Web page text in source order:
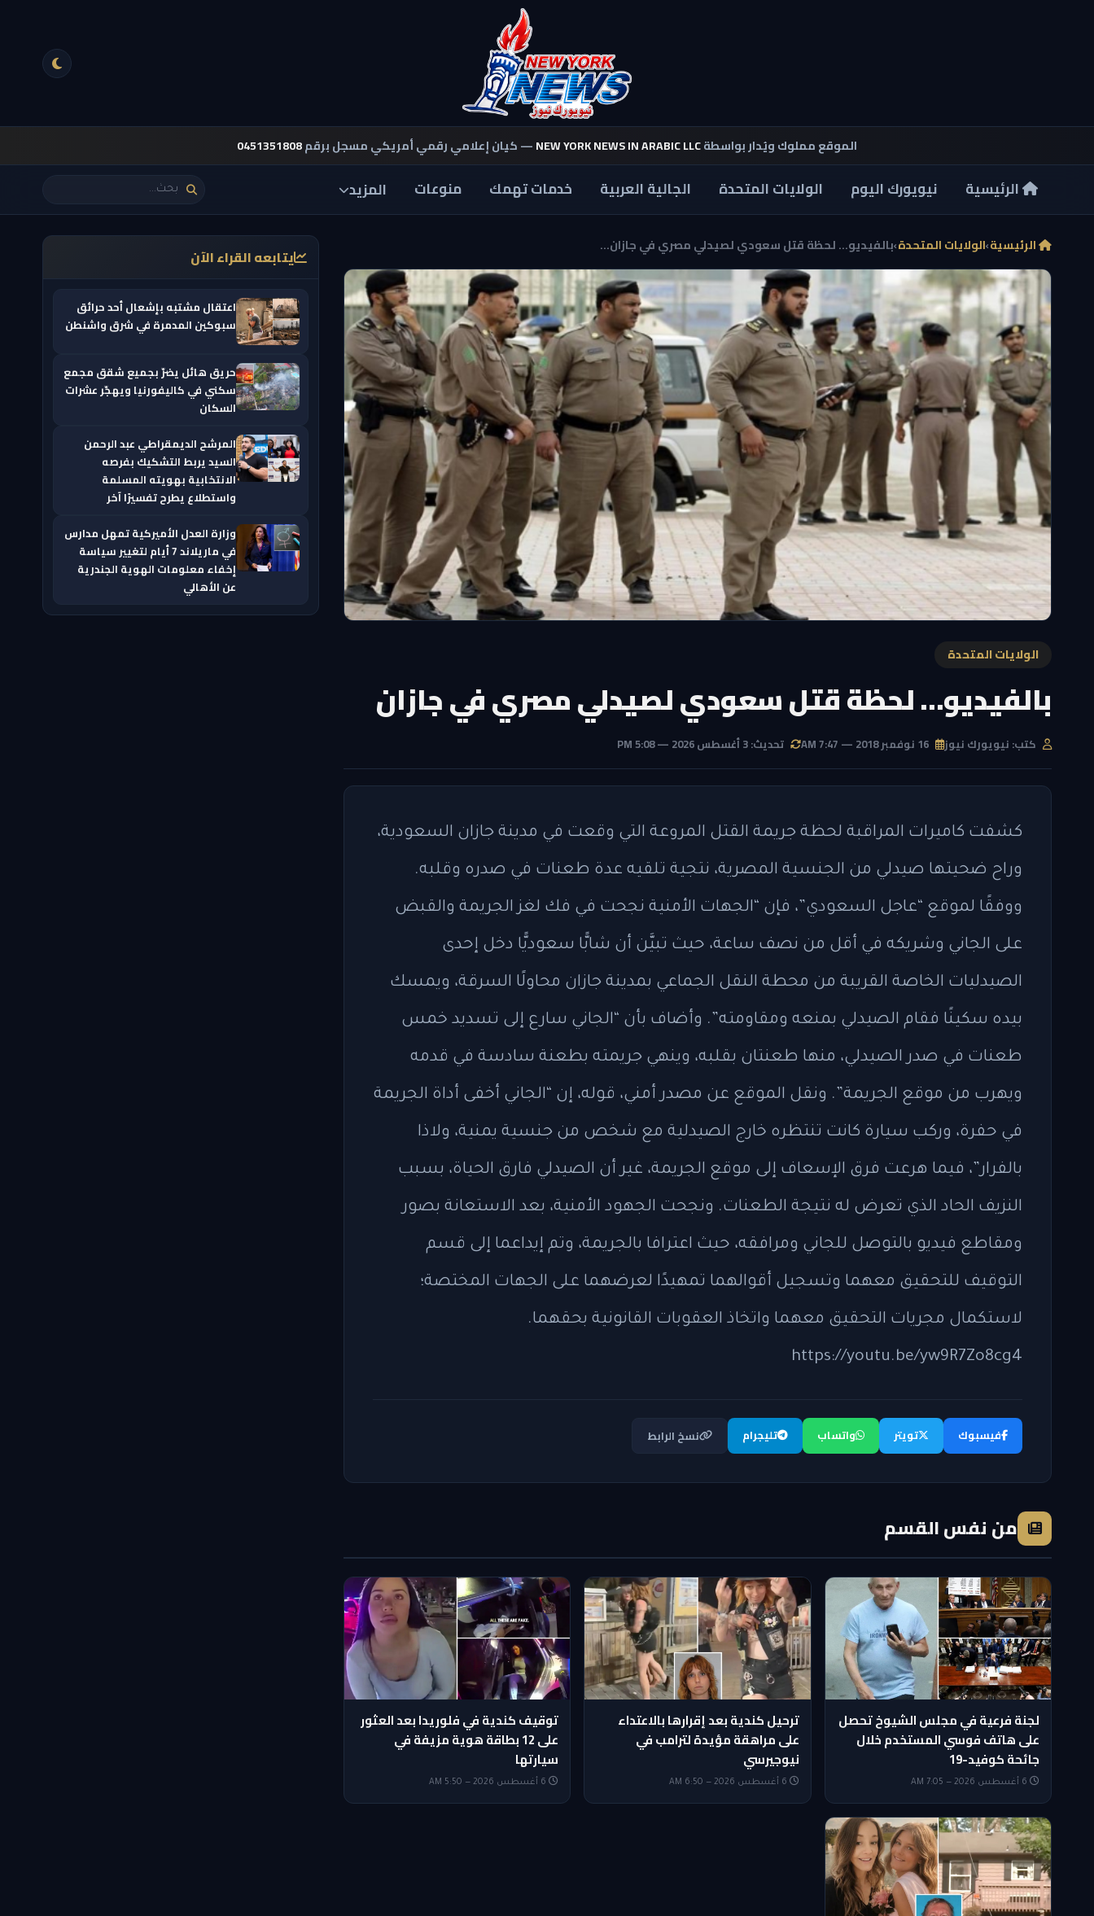
الموقع مملوك ويُدار بواسطةNEW YORK NEWS IN ARABIC LLC— كيان إعلامي رقمي أمريكي مسجل برقم0451351808
الرئيسية نيويورك اليوم الولايات المتحدة الجالية العربية خدمات تهمك منوعات المزيد
الرئيسية›الولايات المتحدة›بالفيديو… لحظة قتل سعودي لصيدلي مصري في جازان...
الولايات المتحدة
بالفيديو… لحظة قتل سعودي لصيدلي مصري في جازان
كتب: نيويورك نيوز تحديث: 3 أغسطس 2026 — 5:08 PM
كشفت كاميرات المراقبة لحظة جريمة القتل المروعة التي وقعت في مدينة جازان السعودية،
وراح ضحيتها صيدلي من الجنسية المصرية، نتجية تلقيه عدة طعنات في صدره وقلبه.
ووفقًا لموقع “عاجل السعودي”، فإن “الجهات الأمنية نجحت في فك لغز الجريمة والقبض
على الجاني وشريكه في أقل من نصف ساعة، حيث تبيَّن أن شابًّا سعوديًّا دخل إحدى
الصيدليات الخاصة القريبة من محطة النقل الجماعي بمدينة جازان محاولًا السرقة، ويمسك
بيده سكينًا فقام الصيدلي بمنعه ومقاومته”. وأضاف بأن “الجاني سارع إلى تسديد خمس
طعنات في صدر الصيدلي، منها طعنتان بقلبه، وينهي جريمته بطعنة سادسة في قدمه
ويهرب من موقع الجريمة”. ونقل الموقع عن مصدر أمني، قوله، إن “الجاني أخفى أداة الجريمة
في حفرة، وركب سيارة كانت تنتظره خارج الصيدلية مع شخص من جنسية يمنية، ولاذا
بالفرار”، فيما هرعت فرق الإسعاف إلى موقع الجريمة، غير أن الصيدلي فارق الحياة، بسبب
النزيف الحاد الذي تعرض له نتيجة الطعنات. ونجحت الجهود الأمنية، بعد الاستعانة بصور
ومقاطع فيديو بالتوصل للجاني ومرافقه، حيث اعترافا بالجريمة، وتم إيداعما إلى قسم
التوقيف للتحقيق معهما وتسجيل أقوالهما تمهيدًا لعرضهما على الجهات المختصة؛
لاستكمال مجريات التحقيق معهما واتخاذ العقوبات القانونية بحقهما.
https://youtu.be/yw9R7Zo8cg4
فيسبوك تويتر واتساب تليجرام نسخ الرابط
من نفس القسم
لجنة فرعية في مجلس الشيوخ تحصل
على هاتف فوسي المستخدم خلال
جائحة كوفيد-19
ترحيل كندية بعد إقرارها بالاعتداء
على مراهقة مؤيدة لترامب في
نيوجيرسي
توقيف كندية في فلوريدا بعد العثور
على 12 بطاقة هوية مزيفة في
سيارتها
6 أغسطس 2026 — 5:50 AM
يتابعه القراء الآن
اعتقال مشتبه بإشعال أحد حرائق
سبوكين المدمرة في شرق واشنطن
حريق هائل يضرّ بجميع شقق مجمع
سكني في كاليفورنيا ويهجّر عشرات
السكان
المرشح الديمقراطي عبد الرحمن
السيد يربط التشكيك بفرصه
الانتخابية بهويته المسلمة
واستطلاع يطرح تفسيرًا آخر
وزارة العدل الأميركية تمهل مدارس
في ماريلاند 7 أيام لتغيير سياسة
إخفاء معلومات الهوية الجندرية
عن الأهالي